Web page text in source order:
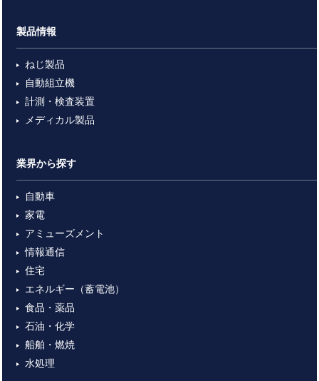
製品情報
ねじ製品
自動組立機
計測・検査装置
メディカル製品
業界から探す
自動車
家電
アミューズメント
情報通信
住宅
エネルギー（蓄電池）
食品・薬品
石油・化学
船舶・燃焼
水処理